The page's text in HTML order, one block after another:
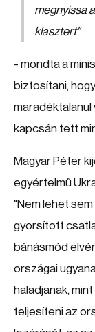
megnyissa
klasztert"
- mondta a
biztosítani,
maradéktalanul
kapcsán tett
Magyar Péter
egyértelmű
"Nem lehet
gyorsított
bánásmód
országai
haladjanak,
teljesíteni az